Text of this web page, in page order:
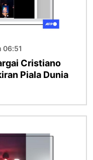
06:51
Cristiano
Piala Dunia